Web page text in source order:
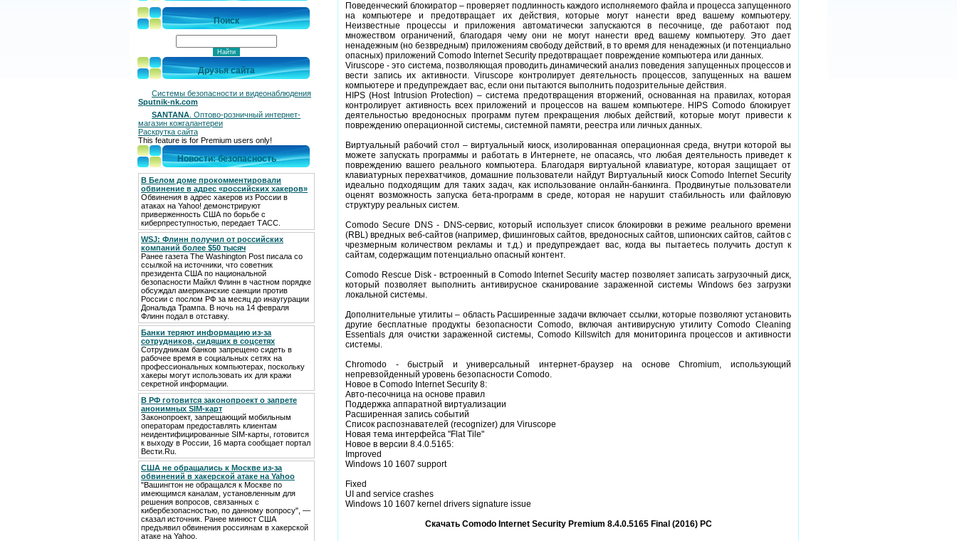
Поиск
Друзья сайта
Системы безопасности и видеонаблюдения
Sputnik-nk.com
SANTANA . Оптово-розничный интернет-
магазин кожгалантереи
Раскрутка сайта
This feature is for Premium users only!
Новости: безопасность
В Белом доме прокомментировали
обвинение в адрес «российских хакеров»
Обвинения в адрес хакеров из России в
атаках на Yahoo! демонстрируют
приверженность США по борьбе с
киберпреступностью, передает ТАСС.
WSJ: Флинн получил от российских
компаний более $50 тысяч
Ранее газета The Washington Post писала со
ссылкой на источники, что советник
президента США по национальной
безопасности Майкл Флинн в частном порядке
обсуждал американские санкции против
России с послом РФ за месяц до инаугурации
Дональда Трампа. В ночь на 14 февраля
Флинн подал в отставку.
Банки теряют информацию из-за
сотрудников, сидящих в соцсетях
Сотрудникам банков запрещено сидеть в
рабочее время в социальных сетях на
профессиональных компьютерах, поскольку
хакеры могут использовать их для кражи
секретной информации.
В РФ готовится законопроект о запрете
анонимных SIM-карт
Законопроект, запрещающий мобильным
операторам предоставлять клиентам
неидентифицированные SIM-карты, готовится
к выходу в России, 16 марта сообщает портал
Вести.Ru.
США не обращались к Москве из-за
обвинений в хакерской атаке на Yahoo
"Вашингтон не обращался к Москве по
имеющимся каналам, установленным для
решения вопросов, связанных с
кибербезопасностью, по данному вопросу", —
сказал источник. Ранее минюст США
предъявил обвинения россиянам в хакерской
атаке на Yahoo.
Поведенческий блокиратор – проверяет подлинность каждого исполняемого файла и процесса запущенного
на компьютере и предотвращает их действия, которые могут нанести вред вашему компьютеру.
Неизвестные процессы и приложения автоматически запускаются в песочнице, где работают под
множеством ограничений, благодаря чему они не могут нанести вред вашему компьютеру. Это дает
ненадежным (но безвредным) приложениям свободу действий, в то время для ненадежных (и потенциально
опасных) приложений Comodo Internet Security предотвращает повреждение компьютера или данных.
Viruscope - это система, позволяющая проводить динамический анализ поведения запущенных процессов и
вести запись их активности. Viruscope контролирует деятельность процессов, запущенных на вашем
компьютере и предупреждает вас, если они пытаются выполнить подозрительные действия.
HIPS (Host Intrusion Protection) – система предотвращения вторжений, основанная на правилах, которая
контролирует активность всех приложений и процессов на вашем компьютере. HIPS Comodo блокирует
деятельностью вредоносных программ путем прекращения любых действий, которые могут привести к
повреждению операционной системы, системной памяти, реестра или личных данных.
Виртуальный рабочий стол – виртуальный киоск, изолированная операционная среда, внутри которой вы
можете запускать программы и работать в Интернете, не опасаясь, что любая деятельность приведет к
повреждению вашего реального компьютера. Благодаря виртуальной клавиатуре, которая защищает от
клавиатурных перехватчиков, домашние пользователи найдут Виртуальный киоск Comodo Internet Security
идеально подходящим для таких задач, как использование онлайн-банкинга. Продвинутые пользователи
оценят возможность запуска бета-программ в среде, которая не нарушит стабильность или файловую
структуру реальных систем.
Comodo Secure DNS - DNS-сервис, который использует список блокировки в режиме реального времени
(RBL) вредных веб-сайтов (например, фишинговых сайтов, вредоносных сайтов, шпионских сайтов, сайтов с
чрезмерным количеством рекламы и т.д.) и предупреждает вас, когда вы пытаетесь получить доступ к
сайтам, содержащим потенциально опасный контент.
Comodo Rescue Disk - встроенный в Comodo Internet Security мастер позволяет записать загрузочный диск,
который позволяет выполнить антивирусное сканирование зараженной системы Windows без загрузки
локальной системы.
Дополнительные утилиты – область Расширенные задачи включает ссылки, которые позволяют установить
другие бесплатные продукты безопасности Comodo, включая антивирусную утилиту Comodo Cleaning
Essentials для очистки зараженной системы, Comodo Killswitch для мониторинга процессов и активности
системы.
Chromodo - быстрый и универсальный интернет-браузер на основе Chromium, использующий
непревзойденный уровень безопасности Comodo.
Новое в Comodo Internet Security 8:
Авто-песочница на основе правил
Поддержка аппаратной виртуализации
Расширенная запись событий
Список распознавателей (recognizer) для Viruscope
Новая тема интерфейса "Flat Tile"
Новое в версии 8.4.0.5165:
Improved
Windows 10 1607 support
Fixed
UI and service crashes
Windows 10 1607 kernel drivers signature issue
Скачать Comodo Internet Security Premium 8.4.0.5165 Final (2016) PC